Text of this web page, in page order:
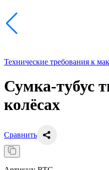
Технические требования к
Сумка-тубус
колёсах
Сравнить